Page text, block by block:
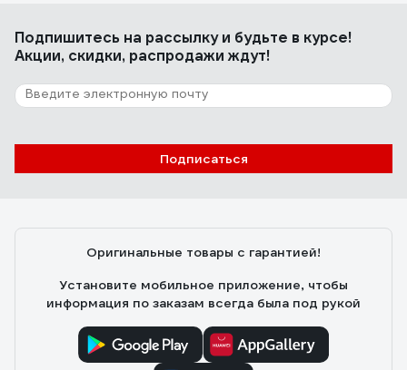
Подпишитесь на рассылкуи будьте в курсе!
Акции, скидки, распродажи ждут!
Подписаться
Оригинальные товары с гарантией!
Установите мобильное приложение, чтобы
информация по заказам всегда была под рукой